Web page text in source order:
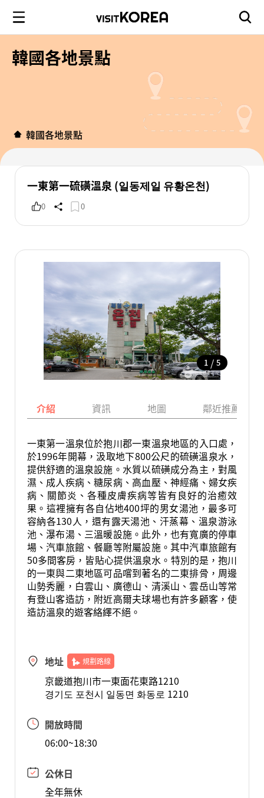
韓國各地景點
韓國各地景點
一東第一硫磺溫泉 (일동제일 유황온천)
0 0
1 / 5
介紹 資訊 地圖 鄰近推薦景點
一東第一溫泉位於抱川郡一東溫泉地區的入口處，
於1996年開幕，汲取地下800公尺的硫磺溫泉水，
提供舒適的溫泉設施。水質以硫磺成分為主，對風
濕、成人疾病、糖尿病、高血壓、神經痛、婦女疾
病、關節炎、各種皮膚疾病等皆有良好的治癒效
果。這裡擁有各自佔地400坪的男女湯池，最多可
容納各130人，還有露天湯池、汗蒸幕、溫泉游泳
池、瀑布湯、三溫暖設施。此外，也有寬廣的停車
場、汽車旅館、餐廳等附屬設施。其中汽車旅館有
50多間客房，皆貼心提供溫泉水。特別的是，抱川
的一東與二東地區可品嚐到著名的二東排骨，周邊
山勢秀麗，白雲山、廣德山、清溪山、雲岳山等常
有登山客造訪，附近高爾夫球場也有許多顧客，使
造訪溫泉的遊客絡繹不絕。
地址 規劃路線
京畿道抱川市一東面花東路1210
경기도 포천시 일동면 화동로 1210
開放時間
06:00~18:30
公休日
全年無休